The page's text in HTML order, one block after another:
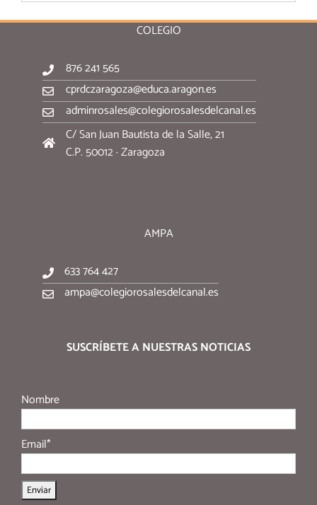
COLEGIO
876 241 565
cprdczaragoza@educa.aragon.es
adminrosales@colegiorosalesdelcanal.es
C/ San Juan Bautista de la Salle, 21
C.P. 50012 · Zaragoza
AMPA
633 764 427
ampa@colegiorosalesdelcanal.es
SUSCRÍBETE A NUESTRAS NOTICIAS
Nombre
Email*